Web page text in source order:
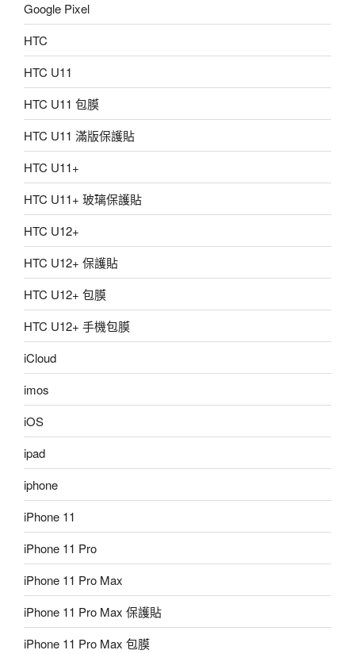
Google Pixel
HTC
HTC U11
HTC U11 包膜
HTC U11 滿版保護貼
HTC U11+
HTC U11+ 玻璃保護貼
HTC U12+
HTC U12+ 保護貼
HTC U12+ 包膜
HTC U12+ 手機包膜
iCloud
imos
iOS
ipad
iphone
iPhone 11
iPhone 11 Pro
iPhone 11 Pro Max
iPhone 11 Pro Max 保護貼
iPhone 11 Pro Max 包膜